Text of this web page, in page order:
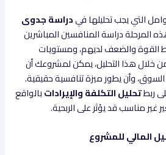
التي يجب تحليلها فيدراسة جدوى
المرحلة دراسة المنافسين المباشرين
القوة والضعف لديهم، ومستويات
خلال هذا التحليل، يمكن لمشروعك أن
وأن يطور ميزة تنافسية حقيقية.
ربطتحليل التكلفة والإيراداتبالواقع
مناسب قد يؤثر على الربحية.
المالي للمشروع